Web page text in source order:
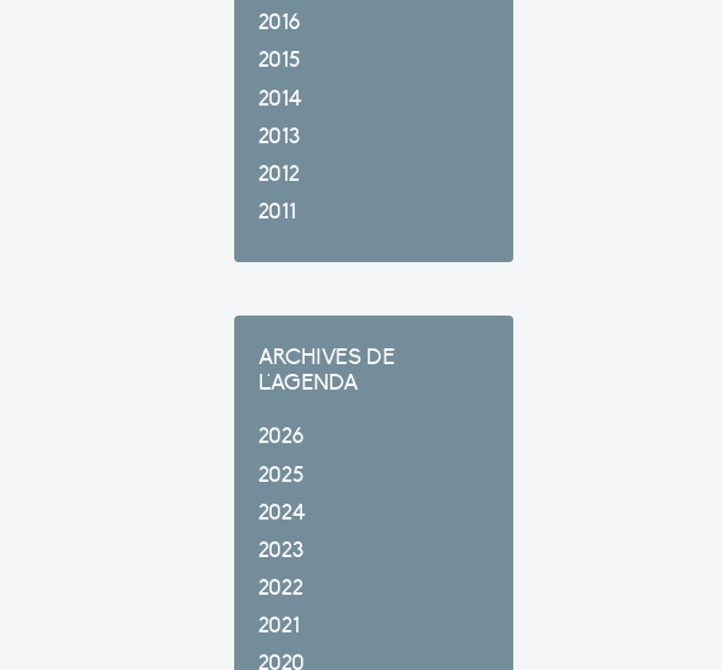
2016
2015
2014
2013
2012
2011
ARCHIVES DE
L'AGENDA
2026
2025
2024
2023
2022
2021
2020